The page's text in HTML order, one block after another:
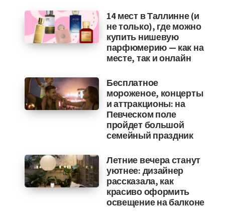
14 мест в Таллинне (и
не только), где можно
купить нишевую
парфюмерию — как на
месте, так и онлайн
Бесплатное
мороженое, концерты
и аттракционы: на
Певческом поле
пройдет большой
семейный праздник
Летние вечера станут
уютнее: дизайнер
рассказала, как
красиво оформить
освещение на балконе